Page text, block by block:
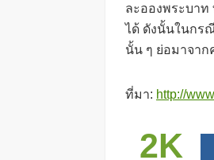
ละอองพระบาท
ได้ ดังนั้นในกร
นั้น ๆ ย่อมาจาก
ที่มา: http://
2K